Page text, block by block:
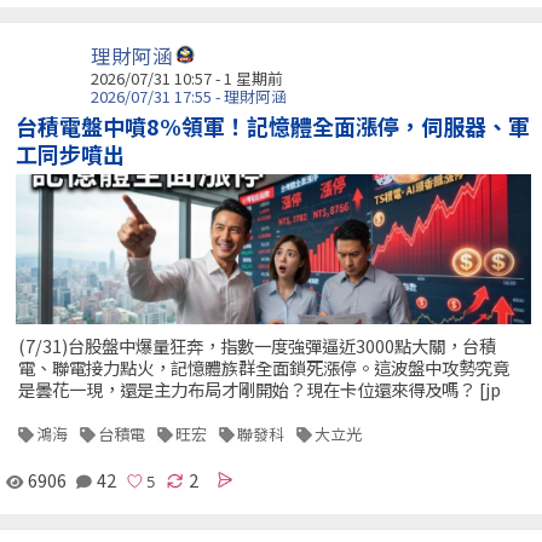
理財阿涵
2026/07/31 10:57 - 1 星期前
2026/07/31 17:55 - 理財阿涵
台積電盤中噴8%領軍！記憶體全面漲停，伺服器、軍
工同步噴出
(7/31)台股盤中爆量狂奔，指數一度強彈逼近3000點大關，台積
電、聯電接力點火，記憶體族群全面鎖死漲停。這波盤中攻勢究竟
是曇花一現，還是主力布局才剛開始？現在卡位還來得及嗎？ [jp
鴻海 台積電 旺宏 聯發科 大立光
6906 42 2